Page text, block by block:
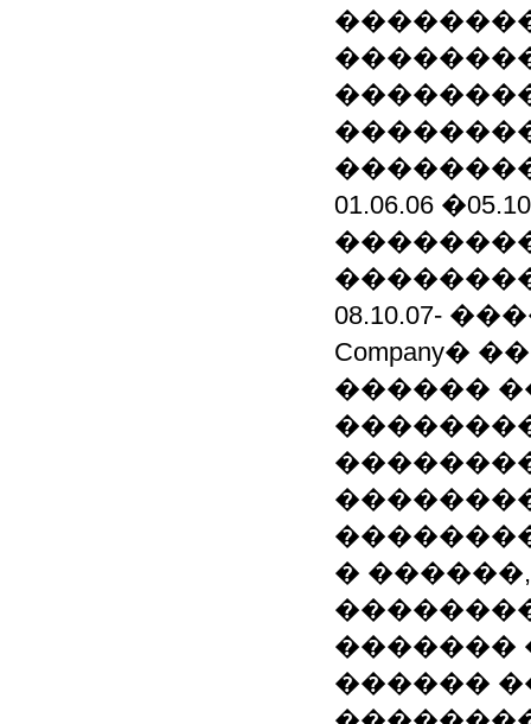
01.06.06
08.10.07-
������
�
�������
������